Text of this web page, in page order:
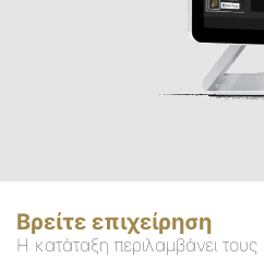
Βρείτε επιχείρηση
Η κατάταξη περιλαμβάνει